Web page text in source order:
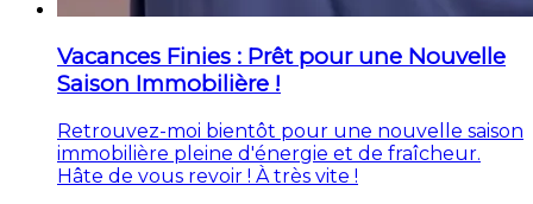
Vacances Finies : Prêt pour une Nouvelle
Saison Immobilière !
Retrouvez-moi bientôt pour une nouvelle saison
immobilière pleine d'énergie et de fraîcheur.
Hâte de vous revoir ! À très vite !